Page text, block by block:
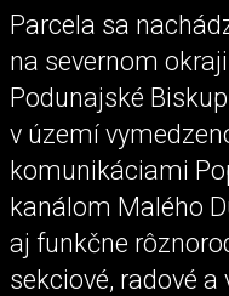
Parcela sa
na severnom
Podunajské
v území
komunikáciami
kanálom Malého
aj funkčne
sekciové, radové